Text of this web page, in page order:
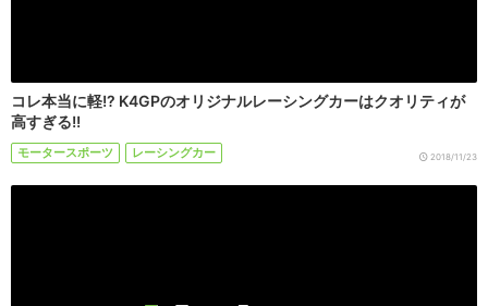
コレ本当に軽!? K4GPのオリジナルレーシングカーはクオリティが
高すぎる!!
モータースポーツ レーシングカー 2018/11/23